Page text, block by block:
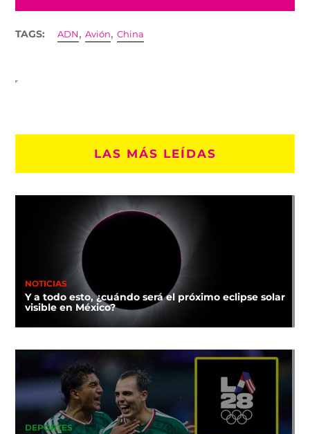
TAGS: ADN,Avión,China
LAS MÁS LEÍDAS
NOTICIAS
Y a todo esto, ¿cuándo será el próximo eclipse solar
visible en México?
DEPORTES